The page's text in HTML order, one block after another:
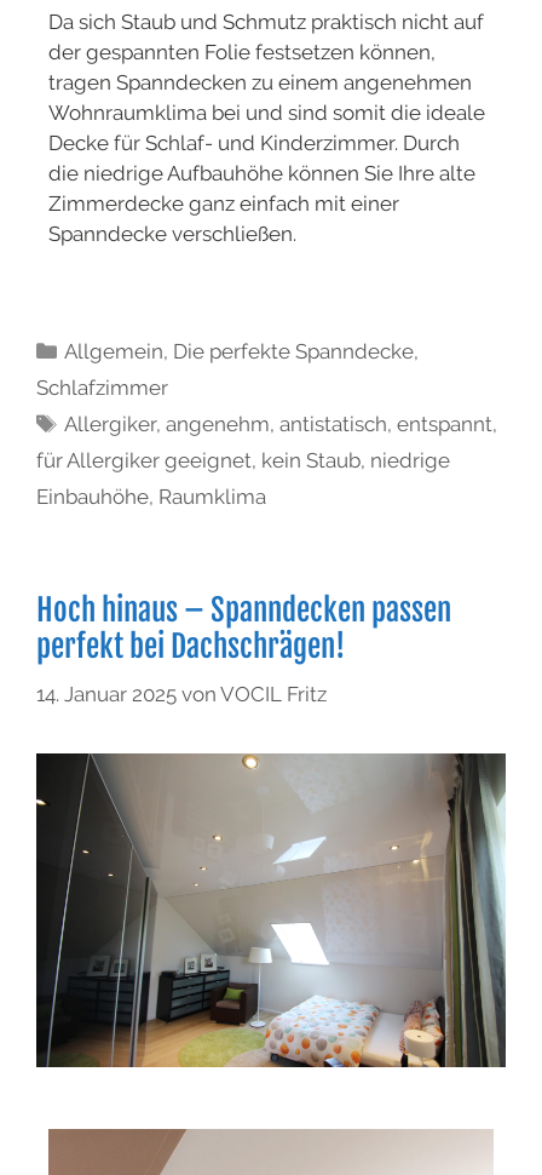
Da sich Staub und Schmutz praktisch nicht auf
der gespannten Folie festsetzen können,
tragen Spanndecken zu einem angenehmen
Wohnraumklima bei und sind somit die ideale
Decke für Schlaf- und Kinderzimmer. Durch
die niedrige Aufbauhöhe können Sie Ihre alte
Zimmerdecke ganz einfach mit einer
Spanndecke verschließen.
Allgemein, Die perfekte Spanndecke,
Schlafzimmer
Allergiker,angenehm,antistatisch,entspannt,
für Allergiker geeignet, kein Staub, niedrige
Einbauhöhe, Raumklima
Hoch hinaus – Spanndecken passen
perfekt bei Dachschrägen!
14. Januar 2025 von VOCIL Fritz